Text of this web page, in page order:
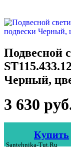
Подвесной
Черный,
3 630
Купить
Santehnika-Tut.ru